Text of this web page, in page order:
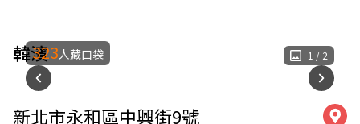
韓濱 1 / 2
323人藏口袋
新北市永和區中興街9號